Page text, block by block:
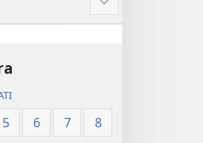
Show
more
5 6 7
8